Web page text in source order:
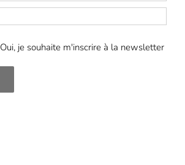
Oui, je souhaite m'inscrire à la newsletter